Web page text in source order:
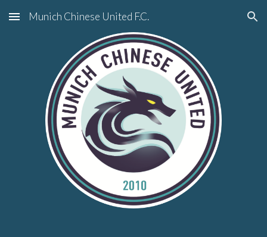
Skip to main content Skip to navigation
Munich Chinese United F.C.